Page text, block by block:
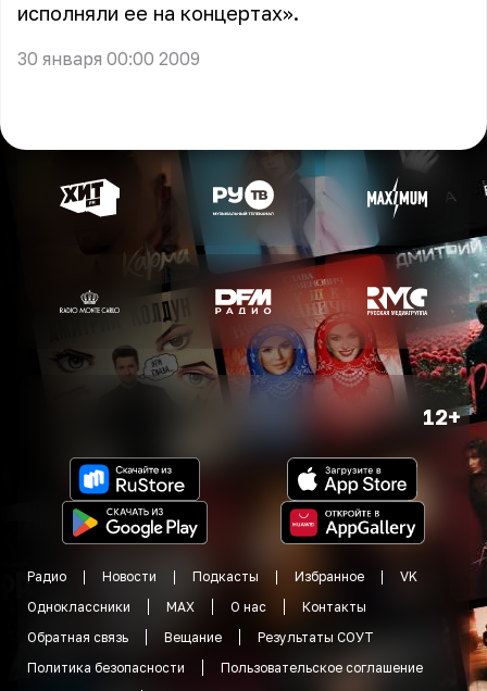
исполняли ее на концертах».
30 января 00:00 2009
12+
Радио Новости Подкасты Избранное
VK
Одноклассники
MAX О нас
Контакты
Обратная связь
Вещание
Результаты СОУТ
Политика безопасности
Пользовательское соглашение